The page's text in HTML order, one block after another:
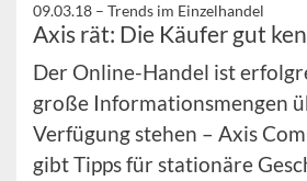
09.03.18 – Trends im Einzelhandel
Axis rät: Die Käufer gut
Der Online-Handel ist
große Informationsmengen
Verfügung stehen – Axis
gibt Tipps für stationäre